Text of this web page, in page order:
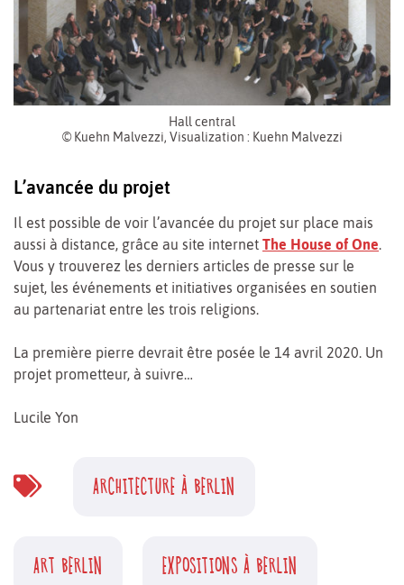
Hall central
© Kuehn Malvezzi, Visualization : Kuehn Malvezzi
L’avancée du projet
Il est possible de voir l’avancée du projet sur place mais
aussi à distance, grâce au site internet The House of One.
Vous y trouverez les derniers articles de presse sur le
sujet, les événements et initiatives organisées en soutien
au partenariat entre les trois religions.
La première pierre devrait être posée le 14 avril 2020. Un
projet prometteur, à suivre…
Lucile Yon
ARCHITECTURE À BERLIN
ART BERLIN EXPOSITIONS À BERLIN